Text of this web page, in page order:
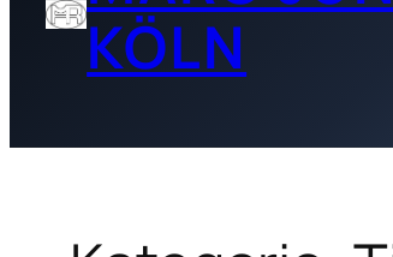
KÖLN